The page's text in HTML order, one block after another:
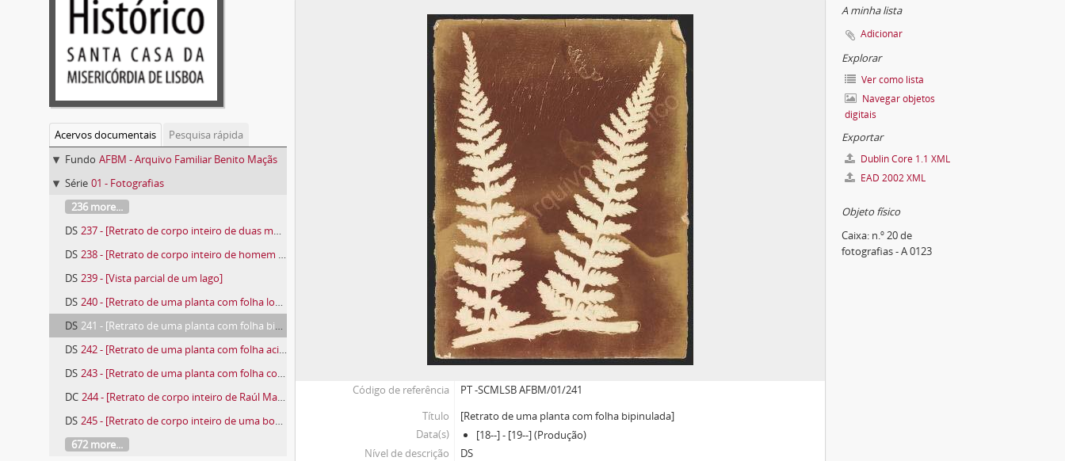
Acervos documentais
Pesquisa rápida
Fundo AFBM - Arquivo Familiar Benito Maçãs
Série 01 - Fotografias
236 more...
DS 237 - [Retrato de corpo inteiro de duas mulheres]
DS 238 - [Retrato de corpo inteiro de homem no quintal de uma casa de habitação]
DS 239 - [Vista parcial de um lago]
DS 240 - [Retrato de uma planta com folha lobada]
DS 241 - [Retrato de uma planta com folha bipinulada]
DS 242 - [Retrato de uma planta com folha acicular]
DS 243 - [Retrato de uma planta com folha cordiforme]
DC 244 - [Retrato de corpo inteiro de Raúl Maças Fernandes]
DS 245 - [Retrato de corpo inteiro de uma boneca vestida com fato tradicional do Baixo Alentejo]
672 more...
Código de referência
PT -SCMLSB AFBM/01/241
Título
[Retrato de uma planta com folha bipinulada]
Data(s)
[18--] - [19--] (Produção)
Nível de descrição
DS
A minha lista
Adicionar
Explorar
Ver como lista
Navegar objetos
digitais
Exportar
Dublin Core 1.1 XML
EAD 2002 XML
Objeto físico
Caixa: n.º 20 de
fotografias - A 0123